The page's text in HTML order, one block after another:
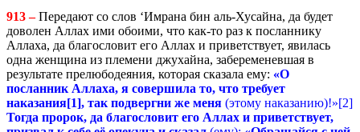
913 – Передают со слов ‘Имрана бин аль-Хусайна, да будет
доволен Аллах ими обоими, что как-то раз к посланнику
Аллаха, да благословит его Аллах и приветствует, явилась
одна женщина из племени джухайна, забеременевшая в
результате прелюбодеяния, которая сказала ему: «О
посланник Аллаха, я совершила то, что требует
наказания[1], так подвергни же меня (этому наказанию)!»[2]
Тогда пророк, да благословит его Аллах и приветствует,